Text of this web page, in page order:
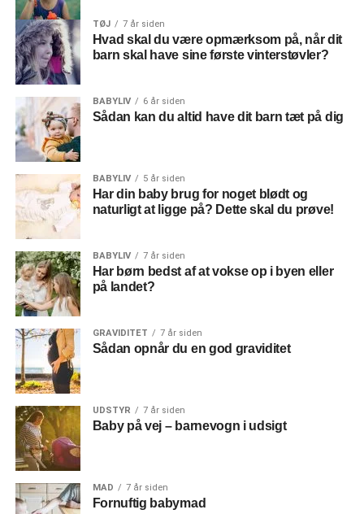
TØJ 7 år siden
Hvad skal du være opmærksom på, når dit
barn skal have sine første vinterstøvler?
BABYLIV 6 år siden
Sådan kan du altid have dit barn tæt på dig
BABYLIV 5 år siden
Har din baby brug for noget blødt og
naturligt at ligge på? Dette skal du prøve!
BABYLIV 7 år siden
Har børn bedst af at vokse op i byen eller
på landet?
GRAVIDITET 7 år siden
Sådan opnår du en god graviditet
UDSTYR 7 år siden
Baby på vej – barnevogn i udsigt
MAD 7 år siden
Fornuftig babymad